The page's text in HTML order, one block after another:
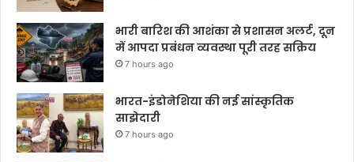
भारी बारिश की आशंका से प्रशासन अलर्ट, दून
में आपदा प्रबंधन व्यवस्था पूरी तरह सक्रिय
7 hours ago
भारत-इंडोनेशिया की नई सांस्कृतिक
साझेदारी
7 hours ago